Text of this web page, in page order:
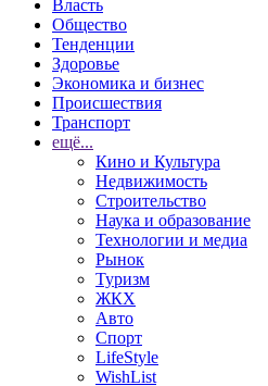
Власть
Общество
Тенденции
Здоровье
Экономика и бизнес
Происшествия
Транспорт
ещё...
Кино и Культура
Недвижимость
Строительство
Наука и образование
Технологии и медиа
Рынок
Туризм
ЖКХ
Авто
Спорт
LifeStyle
WishList